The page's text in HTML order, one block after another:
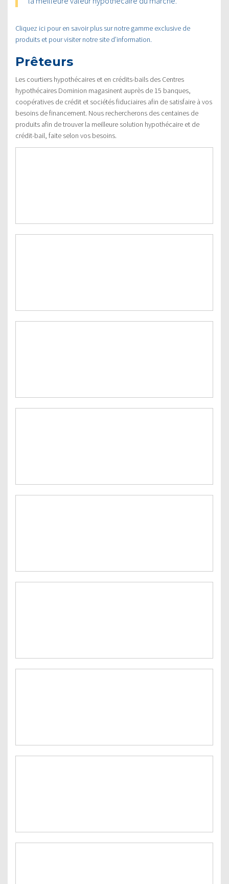
Cliquez ici pour en savoir plus sur notre gamme exclusive de
produits et pour visiter notre site d’information.
Prêteurs
Les courtiers hypothécaires et en crédits-bails des Centres
hypothécaires Dominion magasinent auprès de 15 banques,
coopératives de crédit et sociétés fiduciaires afin de satisfaire à vos
besoins de financement. Nous rechercherons des centaines de
produits afin de trouver la meilleure solution hypothécaire et de
crédit-bail, faite selon vos besoins.